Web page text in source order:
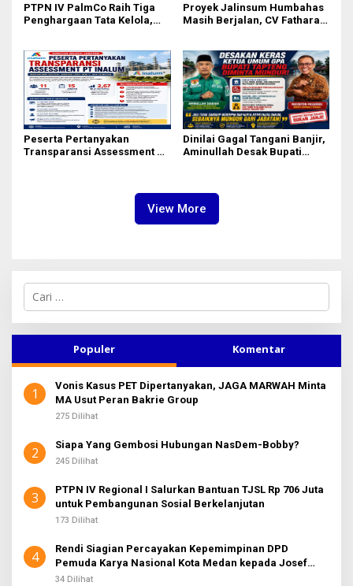
PTPN IV PalmCo Raih Tiga
Penghargaan Tata Kelola,
Proyek Jalinsum Humbahas
Masih Berjalan, CV Fathara
Peserta Pertanyakan
Transparansi Assessment PT
Dinilai Gagal Tangani Banjir,
Aminullah Desak Bupati
View More
C
i
n
u
k
Populer Komentar
1
Vonis Kasus PET Dipertanyakan, JAGA MARWAH Minta
MA Usut Peran Bakrie Group
275 Dilihat
2 Siapa Yang Gembosi Hubungan NasDem-Bobby?
245 Dilihat
3
PTPN IV Regional I Salurkan Bantuan TJSL Rp 706 Juta
untuk Pembangunan Sosial Berkelanjutan
173 Dilihat
4
Rendi Siagian Percayakan Kepemimpinan DPD
Pemuda Karya Nasional Kota Medan kepada Josef
Sembiring
34 Dilihat